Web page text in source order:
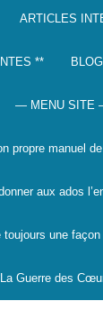
ARTICLES
** BLOG
— MENU SITE
propre manuel
aux ados
une
Guerre des